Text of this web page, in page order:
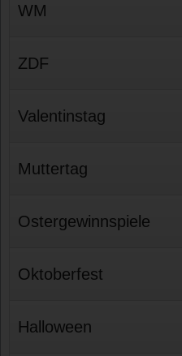
WM
ZDF
Valentinstag
Muttertag
Ostergewinnspiele
Oktoberfest
Halloween